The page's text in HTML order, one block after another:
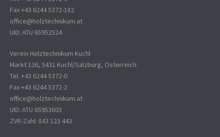
Fax +43 6244 5372-182
office@holztechnikum.at
UID: ATU 65952524
Verein Holztechnikum Kuchl
Markt 136, 5431 Kuchl/Salzburg, Österreich
Tel. +43 6244 5372-0
Fax +43 6244 5372-2
office@holztechnikum.at
UID: ATU 65953603
ZVR-Zahl: 843 123 443